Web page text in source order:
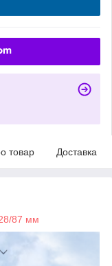
товар Доставка
87 мм